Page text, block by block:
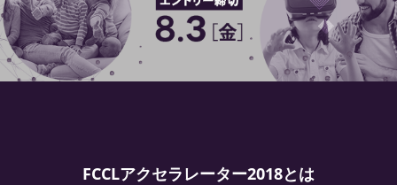
FCCLアクセラレーター2018とは